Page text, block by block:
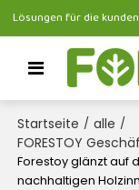
Lösungen für die
Startseite / alle /
FORESTOY
Forestoy glänzt auf
nachhaltigen